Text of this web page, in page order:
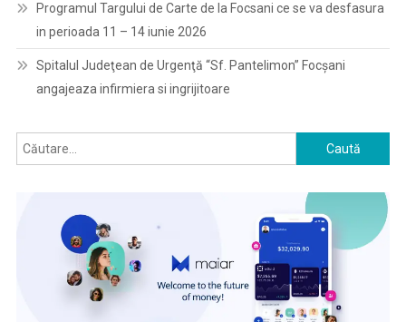
Programul Targului de Carte de la Focsani ce se va desfasura
in perioada 11 – 14 iunie 2026
Spitalul Judeţean de Urgenţă “Sf. Pantelimon” Focşani
angajeaza infirmiera si ingrijitoare
Caută
după: